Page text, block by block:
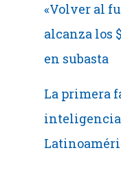
«Volver al
alcanza los
en subasta
La primera